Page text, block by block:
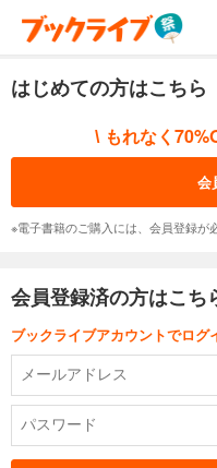
はじめての方はこちら
\ もれなく
会
※電子書籍のご購入には、会員登録が
会員登録済の方はこち
ブックライブアカウントでログ